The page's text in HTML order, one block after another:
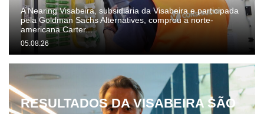
05.08.26
A Nearing Visabeira, subsidiária da Visabeira e participada
pela Goldman Sachs Alternatives, comprou a norte-
americana Carter...
RESULTADOS DA VISABEIRA SÃO